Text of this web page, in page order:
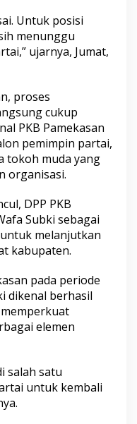
Untuk posisi
menunggu
ujarnya, Jumat,
proses
cukup
PKB Pamekasan
pemimpin partai,
tokoh muda yang
organisasi.
DPP PKB
Subki sebagai
melanjutkan
kabupaten.
pada periode
dikenal berhasil
elemen
salah satu
untuk kembali